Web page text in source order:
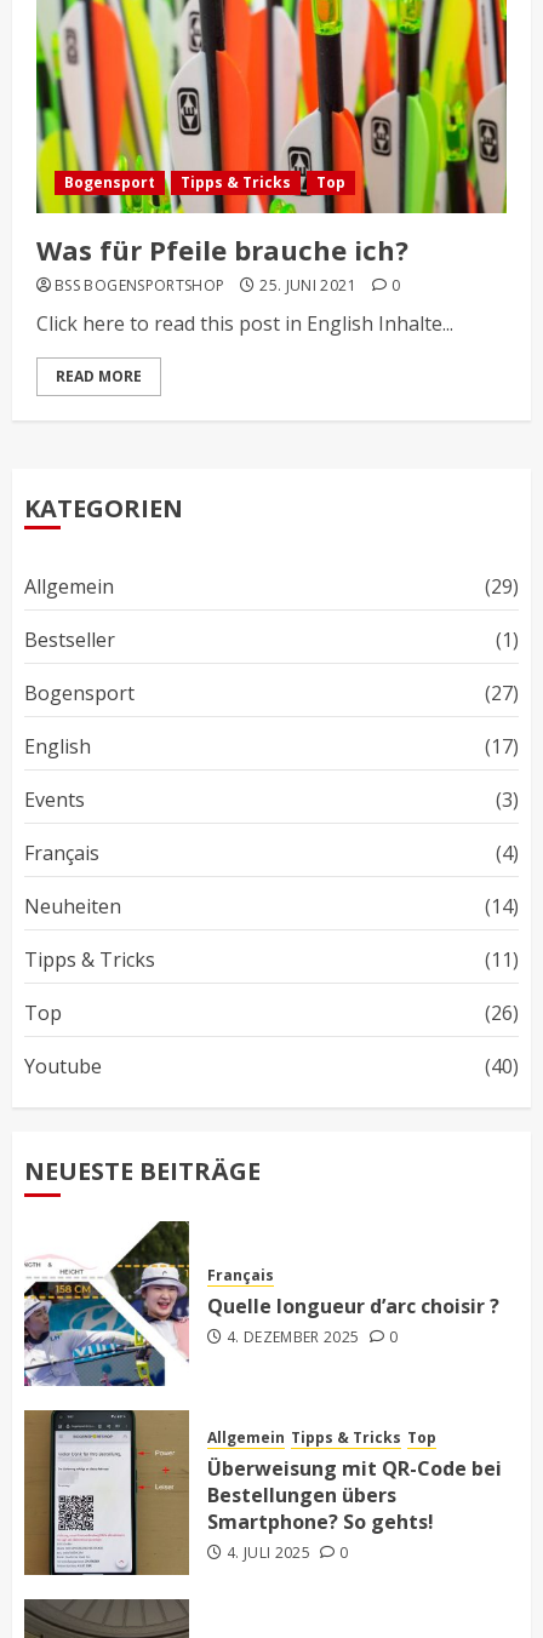
Bogensport Tipps & Tricks Top
Was für Pfeile brauche ich?
BSS BOGENSPORTSHOP 25. JUNI 2021 0
Click here to read this post in English Inhalte...
READ MORE
KATEGORIEN
Allgemein
(29)
Bestseller
(1)
Bogensport
(27)
English
(17)
Events
(3)
Français
(4)
Neuheiten
(14)
Tipps & Tricks
(11)
Top
(26)
Youtube
(40)
NEUESTE BEITRÄGE
Français
Quelle longueur d’arc choisir ?
4. DEZEMBER 2025 0
Allgemein Tipps & Tricks Top
Überweisung mit QR-Code bei
Bestellungen übers
Smartphone? So gehts!
4. JULI 2025 0